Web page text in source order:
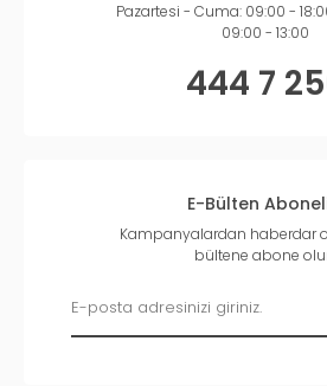
Pazartesi - Cuma: 09:00 -
09:00 - 13:00
444 7
E-Bülten
Kampanyalardan haberdar
bültene abone